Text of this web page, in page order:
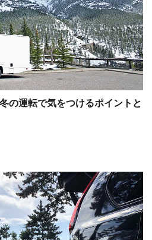
の運転で気をつけるポイントと